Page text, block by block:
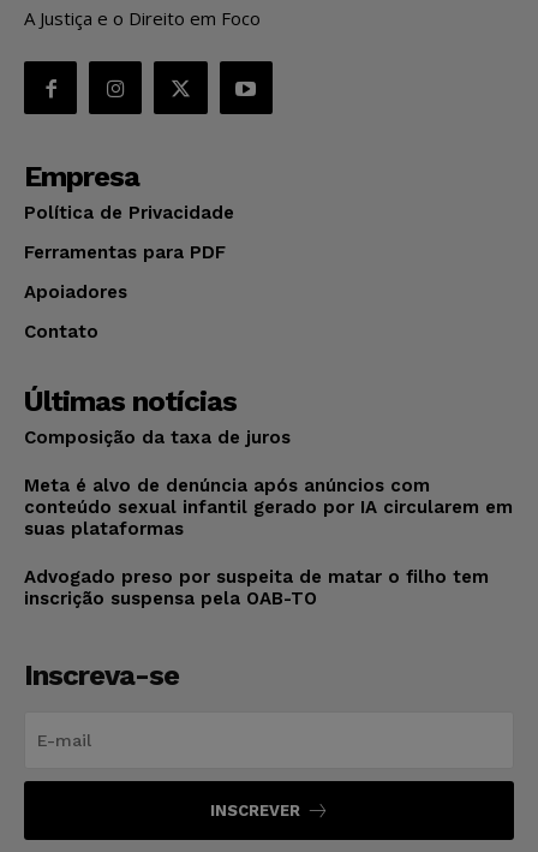
A Justiça e o Direito em Foco
Empresa
Política de Privacidade
Ferramentas para PDF
Apoiadores
Contato
Últimas notícias
Composição da taxa de juros
Meta é alvo de denúncia após anúncios com
conteúdo sexual infantil gerado por IA circularem em
suas plataformas
Advogado preso por suspeita de matar o filho tem
inscrição suspensa pela OAB-TO
Inscreva-se
INSCREVER